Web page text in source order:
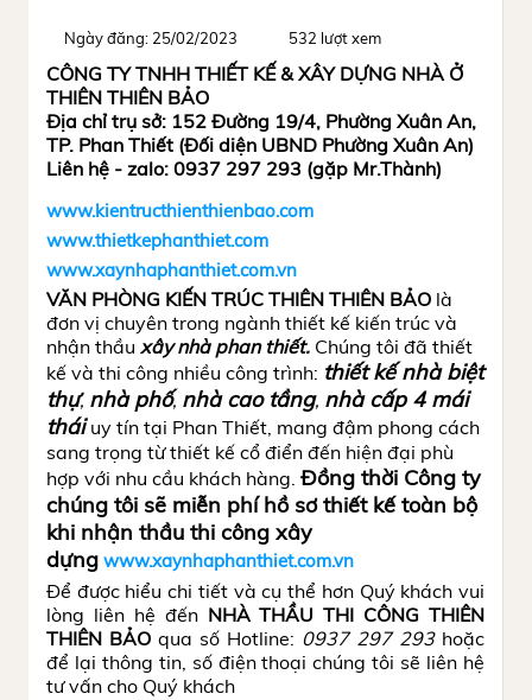
Ngày đăng: 25/02/2023 532 lượt xem
CÔNG TY TNHH THIẾT KẾ & XÂY DỰNG NHÀ Ở
THIÊN THIÊN BẢO
Địa chỉ trụ sở: 152 Đường 19/4, Phường Xuân An,
TP. Phan Thiết (Đối diện UBND Phường Xuân An)
Liên hệ - zalo: 0937 297 293 (gặp Mr.Thành)
www.kientructhienthienbao.com
www.thietkephanthiet.com
www.xaynhaphanthiet.com.vn
VĂN PHÒNG KIẾN TRÚC THIÊN THIÊN BẢO là
đơn vị chuyên trong ngành thiết kế kiến trúc và
nhận thầu xây nhà phan thiết. Chúng tôi đã thiết
kế và thi công nhiều công trình: thiết kế nhà biệt
thự, nhà phố, nhà cao tầng, nhà cấp 4 mái
tháiuy tín tại Phan Thiết, mang đậm phong cách
sang trọng từ thiết kế cổ điển đến hiện đại phù
hợp với nhu cầu khách hàng. Đồng thời Công ty
chúng tôi sẽ miễn phí hồ sơ thiết kế toàn bộ
khi nhận thầu thi công xây
dựng www.xaynhaphanthiet.com.vn
Để được hiểu chi tiết và cụ thể hơn Quý khách vui
lòng liên hệ đến NHÀ THẦU THI CÔNG THIÊN
THIÊN BẢO qua số Hotline: 0937 297 293 hoặc
để lại thông tin, số điện thoại chúng tôi sẽ liên hệ
tư vấn cho Quý khách